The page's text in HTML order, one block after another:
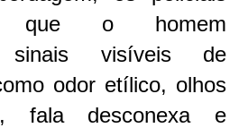
que o homem
sinais visíveis de
odor etílico, olhos
fala desconexa e